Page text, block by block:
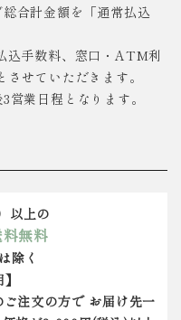
合計金額を「通常払込
込手数料、窓口・ATM利
せていただきます。
営業日程となります。
以上の
無料
除く
注文の方で お届け先一